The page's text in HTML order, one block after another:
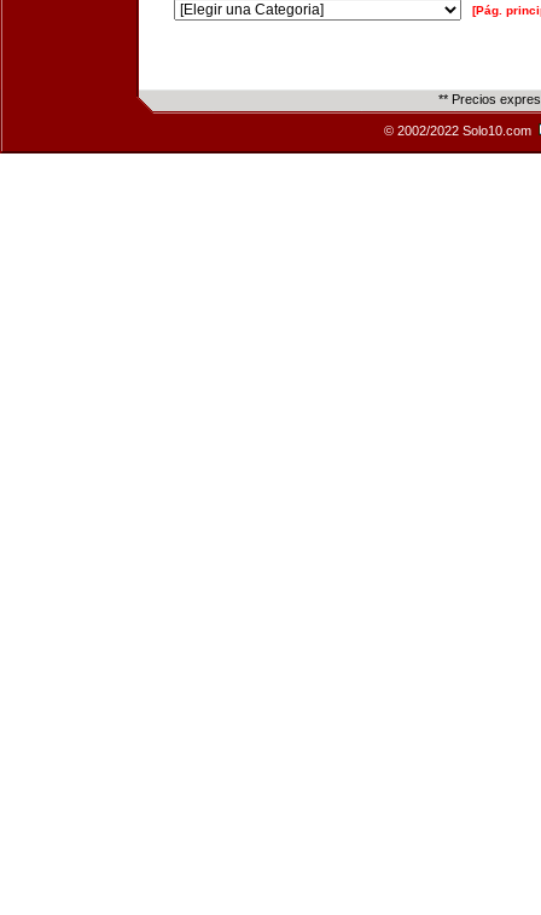
[Pág.
** Precios
© 2002/2022 Solo10.com